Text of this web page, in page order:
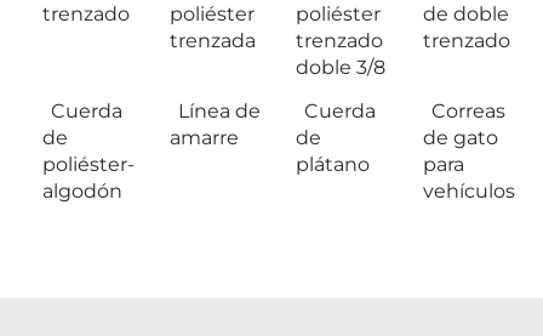
trenzado
poliéster
trenzada
poliéster
trenzado
doble 3/8
de doble
trenzado
Cuerda
de
poliéster-
algodón
Línea de
amarre
Cuerda
de
plátano
Correas
de gato
para
vehículos